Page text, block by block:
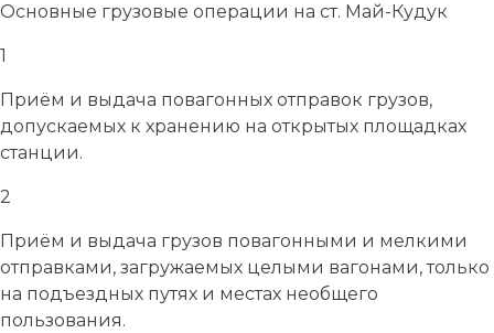
Основные грузовые операции на ст. Май-Кудук
1
Приём и выдача повагонных отправок грузов,
допускаемых к хранению на открытых площадках
станции.
2
Приём и выдача грузов повагонными и мелкими
отправками, загружаемых целыми вагонами, только
на подъездных путях и местах необщего
пользования.